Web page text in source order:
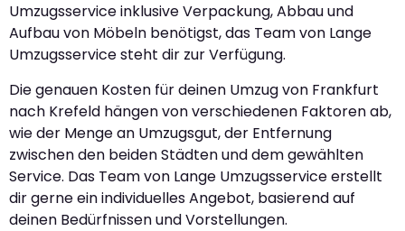
Umzugsservice inklusive Verpackung, Abbau und
Aufbau von Möbeln benötigst, das Team von Lange
Umzugsservice steht dir zur Verfügung.
Die genauen Kosten für deinen Umzug von Frankfurt
nach Krefeld hängen von verschiedenen Faktoren ab,
wie der Menge an Umzugsgut, der Entfernung
zwischen den beiden Städten und dem gewählten
Service. Das Team von Lange Umzugsservice erstellt
dir gerne ein individuelles Angebot, basierend auf
deinen Bedürfnissen und Vorstellungen.